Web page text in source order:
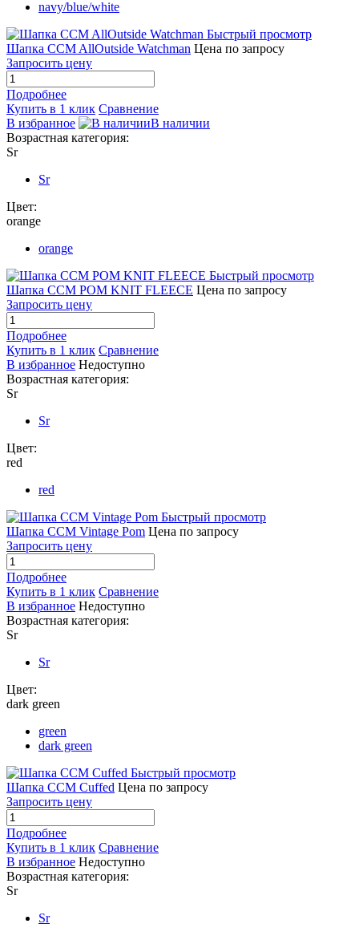
navy/blue/white
Быстрый просмотр
Шапка CCM AllOutside Watchman Цена по запросу
Запросить цену
Подробнее
Купить в 1 клик Сравнение
В избранное
В наличии
Возрастная категория:
Sr
Sr
Цвет:
orange
orange
Быстрый просмотр
Шапка CCM POM KNIT FLEECE Цена по запросу
Запросить цену
Подробнее
Купить в 1 клик Сравнение
В избранное Недоступно
Возрастная категория:
Sr
Sr
Цвет:
red
red
Быстрый просмотр
Шапка CCM Vintage Pom Цена по запросу
Запросить цену
Подробнее
Купить в 1 клик Сравнение
В избранное Недоступно
Возрастная категория:
Sr
Sr
Цвет:
dark green
green
dark green
Быстрый просмотр
Шапка CCM Cuffed Цена по запросу
Запросить цену
Подробнее
Купить в 1 клик Сравнение
В избранное Недоступно
Возрастная категория:
Sr
Sr